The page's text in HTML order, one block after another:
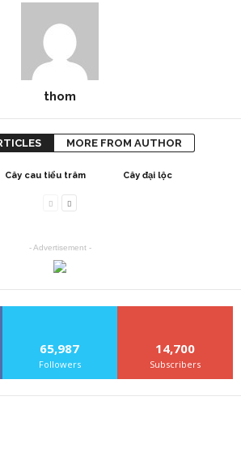
thom
MORE FROM AUTHOR
Cây cau tiểu trâm Cây đại lộc
- Advertisement -
65,987
Followers
14,700
Subscribers